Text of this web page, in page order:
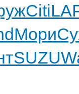
Citi
Мори
SUZU